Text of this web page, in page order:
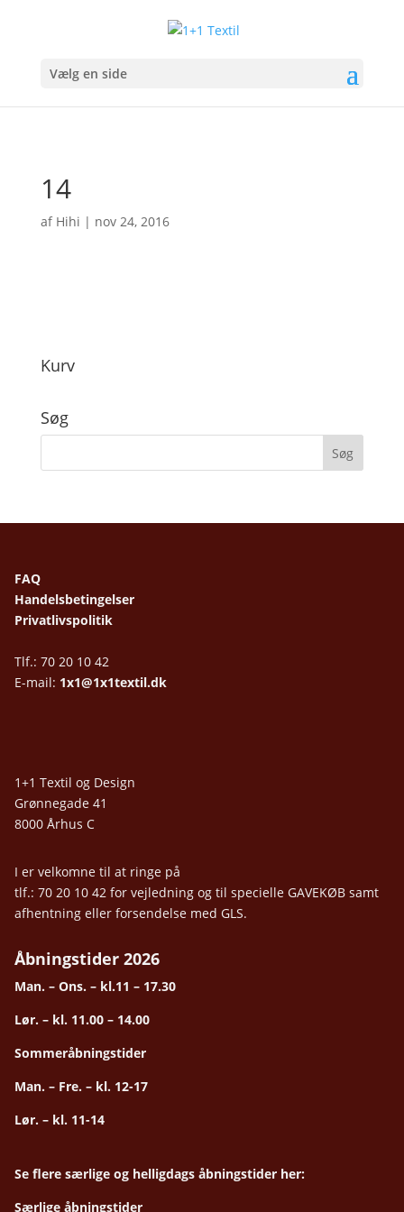
Vælg en side
14
af Hihi | nov 24, 2016
Kurv
Søg
FAQ
Handelsbetingelser
Privatlivspolitik
Tlf.: 70 20 10 42
E-mail: 1x1@1x1textil.dk
1+1 Textil og Design
Grønnegade 41
8000 Århus C
I er velkomne til at ringe på
tlf.: 70 20 10 42 for vejledning og til specielle GAVEKØB samt
afhentning eller forsendelse med GLS.
Åbningstider 2026
Man. – Ons. – kl.11 – 17.30
Lør. – kl. 11.00 – 14.00
Sommeråbningstider
Man. – Fre. – kl. 12-17
Lør. – kl. 11-14
Se flere særlige og helligdags åbningstider her:
Særlige åbningstider